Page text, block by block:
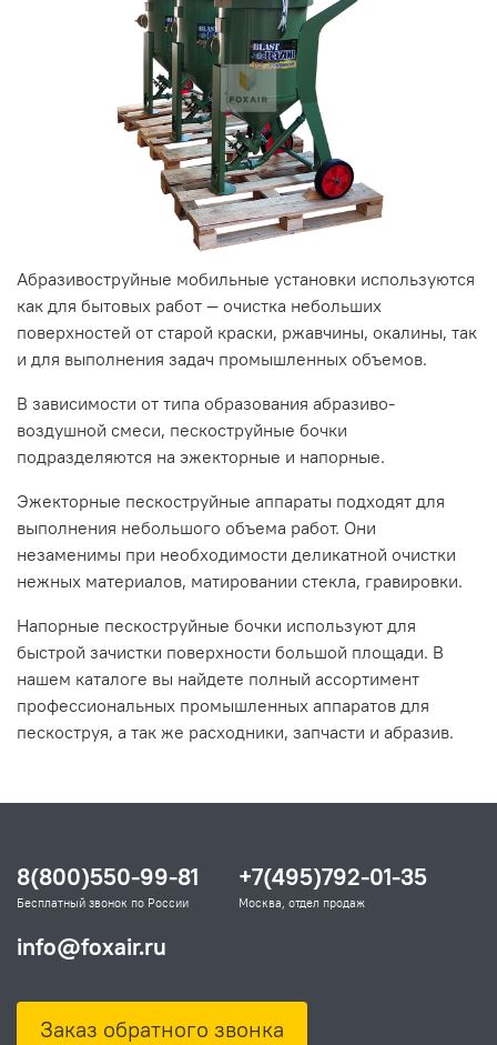
Абразивоструйные мобильные установки используются
как для бытовых работ — очистка небольших
поверхностей от старой краски, ржавчины, окалины, так
и для выполнения задач промышленных объемов.
В зависимости от типа образования абразиво-
воздушной смеси, пескоструйные бочки
подразделяются на эжекторные и напорные.
Эжекторные пескоструйные аппараты подходят для
выполнения небольшого объема работ. Они
незаменимы при необходимости деликатной очистки
нежных материалов, матировании стекла, гравировки.
Напорные пескоструйные бочки используют для
быстрой зачистки поверхности большой площади. В
нашем каталоге вы найдете полный ассортимент
профессиональных промышленных аппаратов для
пескоструя, а так же расходники, запчасти и абразив.
8(800)550-99-81
Бесплатный звонок по России
+7(495)792-01-35
Москва, отдел продаж
info@foxair.ru
Заказ обратного звонка